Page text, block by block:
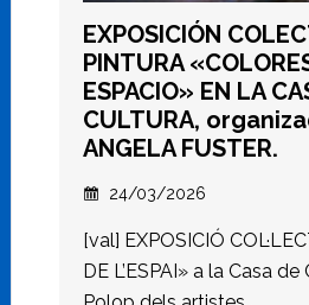
EXPOSICIÓN
PINTURA
ESPACIO» EN LA
CULTURA,
ANGELA FUSTER.
24/03/2026
[val] EXPOSICIÓ
DE L’ESPAI» a la Casa